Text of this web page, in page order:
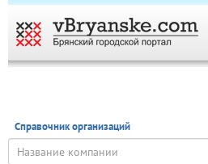
Справочник организаций